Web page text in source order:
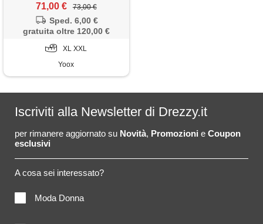
71,00 € 73,00 €
Sped. 6,00 €
gratuita oltre 120,00 €
XL XXL
Yoox
Iscriviti alla Newsletter di Drezzy.it
per rimanere aggiornato su Novità, Promozioni e Coupon
esclusivi
A cosa sei interessato?
Moda Donna